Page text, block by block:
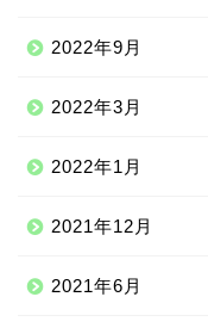
2022年9月
2022年3月
2022年1月
2021年12月
2021年6月